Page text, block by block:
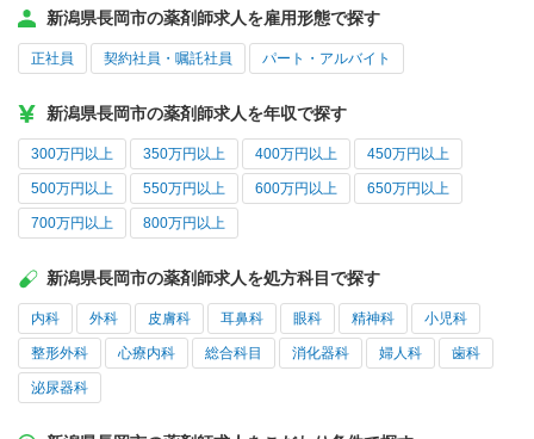
新潟県長岡市の薬剤師求人を雇用形態で探す
正社員 契約社員・嘱託社員 パート・アルバイト
新潟県長岡市の薬剤師求人を年収で探す
300万円以上 350万円以上 400万円以上 450万円以上
500万円以上 550万円以上 600万円以上 650万円以上
700万円以上 800万円以上
新潟県長岡市の薬剤師求人を処方科目で探す
内科 外科 皮膚科 耳鼻科 眼科 精神科 小児科
整形外科 心療内科 総合科目 消化器科 婦人科 歯科
泌尿器科